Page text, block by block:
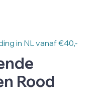
Rood
in NL vanaf €40,-